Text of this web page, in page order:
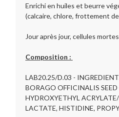
Enrichi en huiles et beurre
(calcaire, chlore, frottement
Jour après jour, cellules
Composition :
LAB20.25/D.03 -
BORAGO OFFICINALIS
HYDROXYETHYL
LACTATE, HISTIDINE,